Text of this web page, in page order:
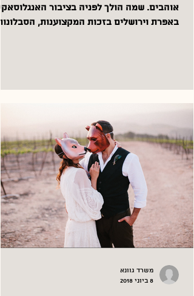
אוהבים. שמה הולך לפניה בציבור
באפרת וירושלים בזכות המקצוענות,
משרד גוונא
8 ביוני 2018